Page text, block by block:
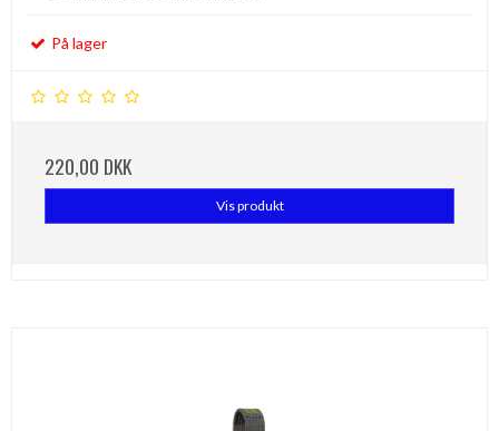
På lager
220,00 DKK
Vis produkt